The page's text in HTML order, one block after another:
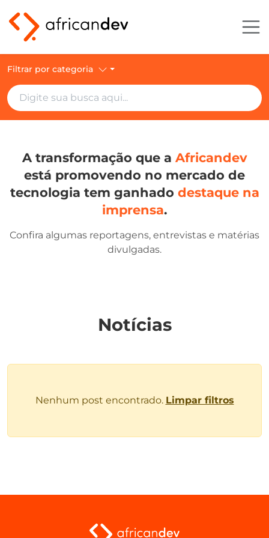
Filtrar por categoria
A transformação que a Africandev
está promovendo no mercado de
tecnologia tem ganhado destaque na
imprensa.
Confira algumas reportagens, entrevistas e matérias
divulgadas.
Notícias
Nenhum post encontrado. Limpar filtros